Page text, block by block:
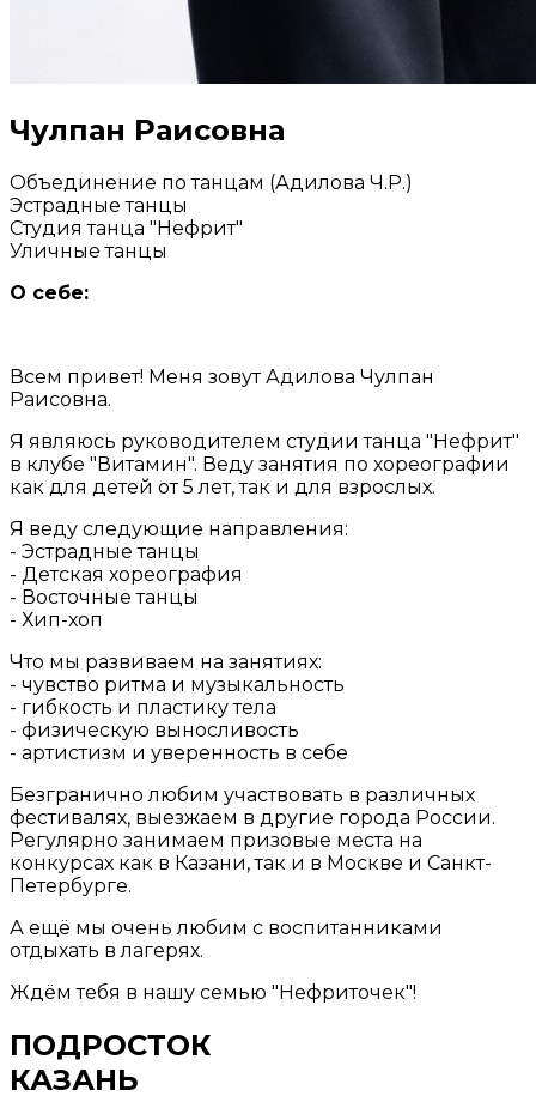
Чулпан Раисовна
Объединение по танцам (Адилова Ч.Р.)
Эстрадные танцы
Студия танца "Нефрит"
Уличные танцы
О себе:
Всем привет! Меня зовут Адилова Чулпан
Раисовна.
Я являюсь руководителем студии танца "Нефрит"
в клубе "Витамин". Веду занятия по хореографии
как для детей от 5 лет, так и для взрослых.
Я веду следующие направления:
- Эстрадные танцы
- Детская хореография
- Восточные танцы
- Хип-хоп
Что мы развиваем на занятиях:
- чувство ритма и музыкальность
- гибкость и пластику тела
- физическую выносливость
- артистизм и уверенность в себе
Безгранично любим участвовать в различных
фестивалях, выезжаем в другие города России.
Регулярно занимаем призовые места на
конкурсах как в Казани, так и в Москве и Санкт-
Петербурге.
А ещё мы очень любим с воспитанниками
отдыхать в лагерях.
Ждём тебя в нашу семью "Нефриточек"!
ПОДРОСТОК
КАЗАНЬ